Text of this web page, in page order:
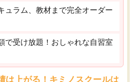
ュラム、教材まで完全オーダー
で受け放題！おしゃれな自習室
は上がる！キミノスクールは